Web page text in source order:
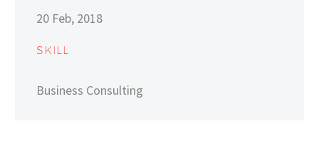
20 Feb, 2018
SKILL
Business Consulting